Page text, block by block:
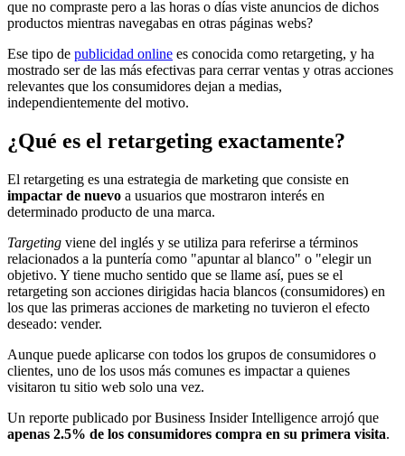
que no compraste pero a las horas o días viste anuncios de dichos
productos mientras navegabas en otras páginas webs?
Ese tipo de publicidad online es conocida como retargeting, y ha
mostrado ser de las más efectivas para cerrar ventas y otras acciones
relevantes que los consumidores dejan a medias,
independientemente del motivo.
¿Qué es el retargeting exactamente?
El retargeting es una estrategia de marketing que consiste en
impactar de nuevo a usuarios que mostraron interés en
determinado producto de una marca.
Targeting viene del inglés y se utiliza para referirse a términos
relacionados a la puntería como "apuntar al blanco" o "elegir un
objetivo. Y tiene mucho sentido que se llame así, pues se el
retargeting son acciones dirigidas hacia blancos (consumidores) en
los que las primeras acciones de marketing no tuvieron el efecto
deseado: vender.
Aunque puede aplicarse con todos los grupos de consumidores o
clientes, uno de los usos más comunes es impactar a quienes
visitaron tu sitio web solo una vez.
Un reporte publicado por Business Insider Intelligence arrojó que
apenas 2.5% de los consumidores compra en su primera visita.